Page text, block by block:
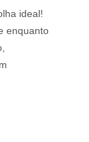
ideal!
enquanto